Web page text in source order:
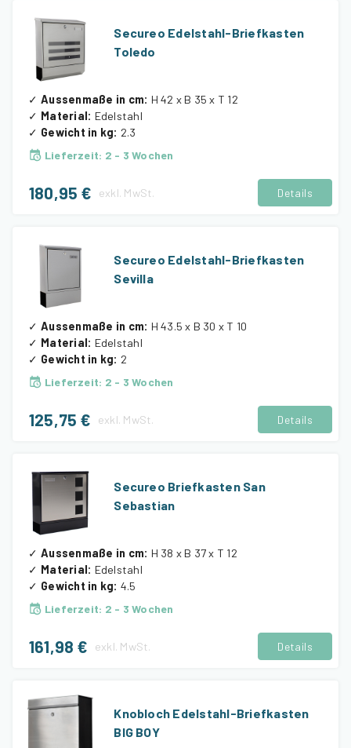
Secureo Edelstahl-Briefkasten
Toledo
✓ Aussenmaße in cm: H 42 x B 35 x T 12
✓ Material: Edelstahl
✓ Gewicht in kg: 2.3
Lieferzeit: 2 - 3 Wochen
180,95 € exkl. MwSt. Details
Secureo Edelstahl-Briefkasten
Sevilla
✓ Aussenmaße in cm: H 43.5 x B 30 x T 10
✓ Material: Edelstahl
✓ Gewicht in kg: 2
Lieferzeit: 2 - 3 Wochen
125,75 € exkl. MwSt. Details
Secureo Briefkasten San
Sebastian
✓ Aussenmaße in cm: H 38 x B 37 x T 12
✓ Material: Edelstahl
✓ Gewicht in kg: 4.5
Lieferzeit: 2 - 3 Wochen
161,98 € exkl. MwSt. Details
Knobloch Edelstahl-Briefkasten
BIG BOY